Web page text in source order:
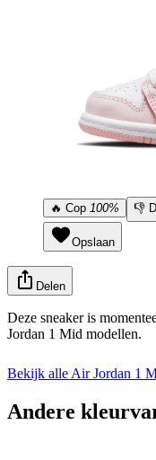
🔥 Cop 100% 👎
Opslaan
Delen
Deze sneaker is
Jordan 1 Mid modellen.
Bekijk alle Air Jordan 1
Andere